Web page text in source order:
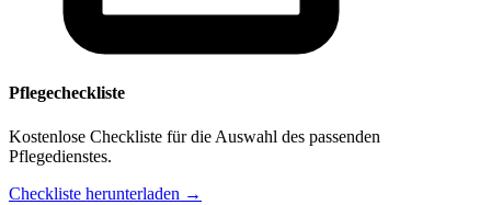
Pflegecheckliste
Kostenlose Checkliste für die Auswahl des passenden
Pflegedienstes.
Checkliste herunterladen →